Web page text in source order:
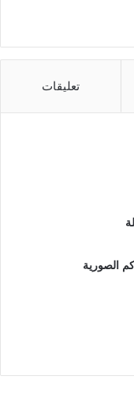
تعليقات
الصورية